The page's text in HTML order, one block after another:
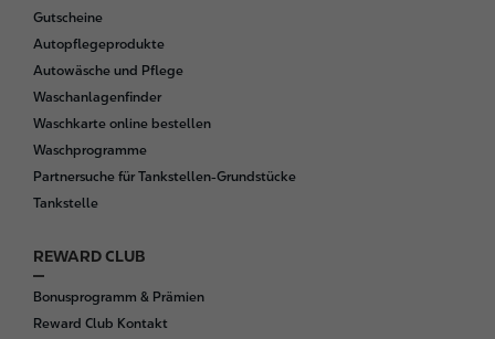
Gutscheine
Autopflegeprodukte
Autowäsche und Pflege
Waschanlagenfinder
Waschkarte online bestellen
Waschprogramme
Partnersuche für Tankstellen-Grundstücke
Tankstelle
REWARD CLUB
Bonusprogramm & Prämien
Reward Club Kontakt